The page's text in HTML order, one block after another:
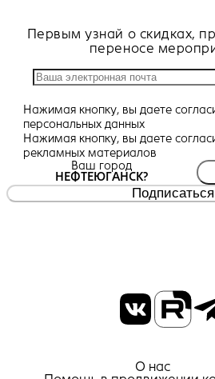
Первым узнай о скидках,
переносе
Нажимая кнопку, вы даете
персональных данных
Нажимая кнопку, вы даете
рекламных материалов
Ваш город
НЕФТЕЮГАНСК?
Подписаться
О нас